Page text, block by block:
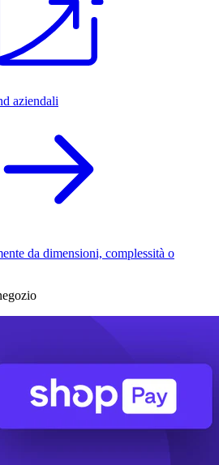
aziendali
da dimensioni, complessità o